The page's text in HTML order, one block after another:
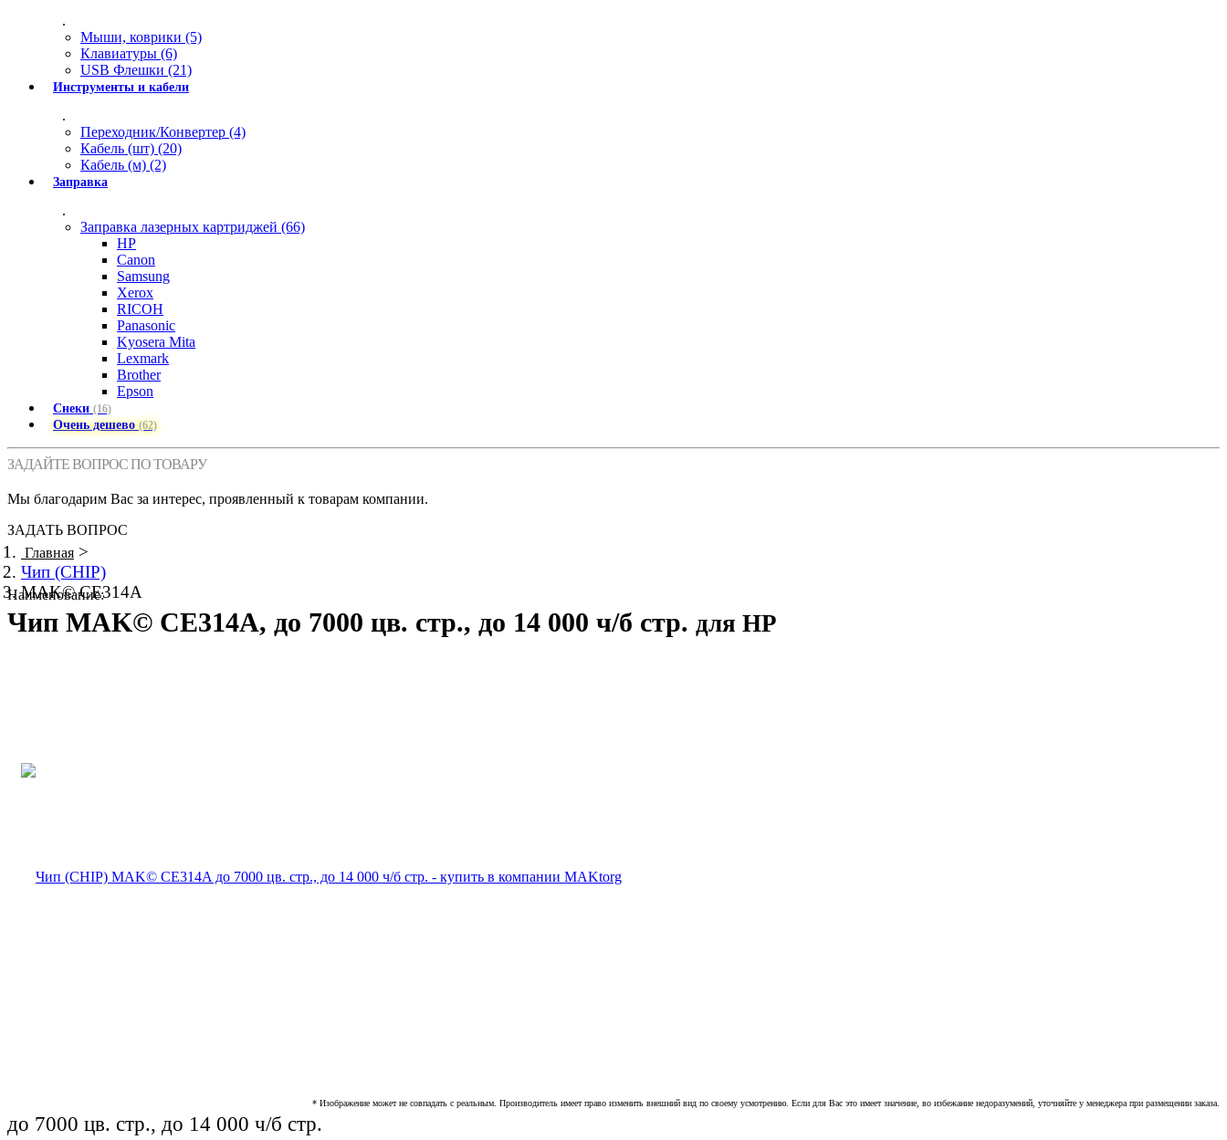
.
Мыши, коврики (5)
Клавиатуры (6)
USB Флешки (21)
Инструменты и кабели
.
Переходник/Конвертер (4)
Кабель (шт) (20)
Кабель (м) (2)
Заправка
.
Заправка лазерных картриджей (66)
HP
Canon
Samsung
Xerox
RICOH
Panasonic
Kyosera Mita
Lexmark
Brother
Epson
Снеки (16)
Очень дешево(62)
ЗАДАЙТЕ ВОПРОС ПО ТОВАРУ
Мы благодарим Вас за интерес, проявленный к товарам компании.
ЗАДАТЬ ВОПРОС
Главная >
Чип (CHIP)
MAK© CE314A
Наименование:
Чип MAK© CE314A, до 7000 цв. стр., до 14 000 ч/б стр. для HP
* Изображение может не совпадать с реальным. Производитель имеет право изменить внешний вид по своему усмотрению. Если для Вас это имеет значение, во избежание недоразумений, уточняйте у менеджера при размещении заказа.
до 7000 цв. стр., до 14 000 ч/б стр.